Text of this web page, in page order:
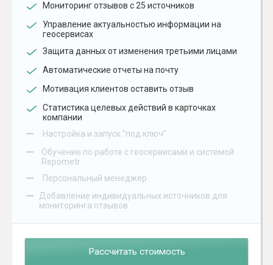
Мониторинг отзывов с 25 источников
Управление актуальностью информации на
геосервисах
Защита данных от изменения третьими лицами
Автоматические отчеты на почту
Мотивация клиентов оставить отзыв
Статистика целевых действий в карточках
компании
– Настройка и запуск "под ключ"
–
Обучение по работе с геосервисами и системой
Repometr
– Персональный менеджер
–
Добавление индивидуальных источников для
мониторинга отзывов
Рассчитать стоимость